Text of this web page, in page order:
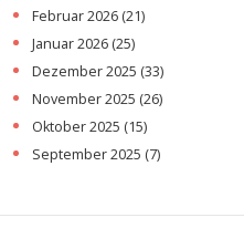
Februar 2026 (21)
Januar 2026 (25)
Dezember 2025 (33)
November 2025 (26)
Oktober 2025 (15)
September 2025 (7)